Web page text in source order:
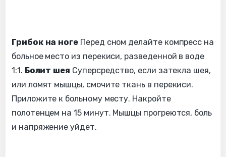
Грибок на ноге Перед сном делайте компресс на
больное место из перекиси, разведенной в воде
1:1. Болит шея Суперсредство, если затекла шея,
или ломят мышцы, смочите ткань в перекиси.
Приложите к больному месту. Накройте
полотенцем на 15 минут. Мышцы прогреются, боль
и напряжение уйдет.